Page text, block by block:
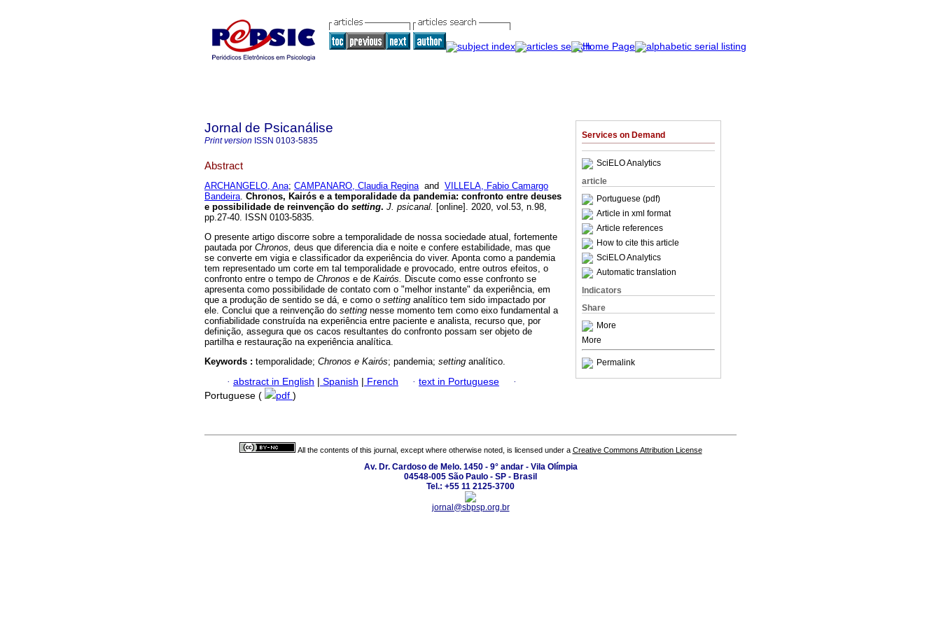
Services on Demand
SciELO Analytics
article
Portuguese (pdf)
Article in xml format
Article references
How to cite this article
SciELO Analytics
Automatic translation
Indicators
Share
More
More
Permalink
Jornal de Psicanálise
Print version ISSN 0103-5835
Abstract
ARCHANGELO, Ana; CAMPANARO, Claudia Reginaand VILLELA, Fabio Camargo
Bandeira. Chronos, Kairós e a temporalidade da pandemia: confronto entre deuses
e possibilidade de reinvenção do setting. J. psicanal. [online]. 2020, vol.53, n.98,
pp.27-40. ISSN 0103-5835.
O presente artigo discorre sobre a temporalidade de nossa sociedade atual, fortemente
pautada por Chronos, deus que diferencia dia e noite e confere estabilidade, mas que
se converte em vigia e classificador da experiência do viver. Aponta como a pandemia
tem representado um corte em tal temporalidade e provocado, entre outros efeitos, o
confronto entre o tempo de Chronos e de Kairós. Discute como esse confronto se
apresenta como possibilidade de contato com o "melhor instante" da experiência, em
que a produção de sentido se dá, e como o setting analítico tem sido impactado por
ele. Conclui que a reinvenção do setting nesse momento tem como eixo fundamental a
confiabilidade construída na experiência entre paciente e analista, recurso que, por
definição, assegura que os cacos resultantes do confronto possam ser objeto de
partilha e restauração na experiência analítica.
Keywords : temporalidade; Chronos e Kairós; pandemia; setting analítico.
· abstract in English | Spanish | French · text in Portuguese
·
Portuguese (
pdf )
All the contents of this journal, except where otherwise noted, is licensed under a Creative Commons Attribution License
Av. Dr. Cardoso de Melo. 1450 - 9° andar - Vila Olímpia
04548-005 São Paulo - SP - Brasil
Tel.: +55 11 2125-3700
jornal@sbpsp.org.br